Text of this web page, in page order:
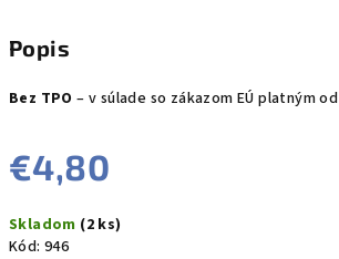
Popis
Bez TPO – v súlade so zákazom EÚ platným od
€4,80
cena:
Skladom (2 ks)
Kód: 946